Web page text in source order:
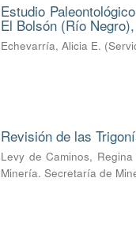
Estudio
El Bolsón (Río
Echevarría, Alicia E. (
Revisión de las
Levy de Caminos, Regina
Minería. Secretaría de